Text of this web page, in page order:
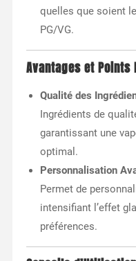
quelles que soient
PG/VG.
Avantages et Points
Qualité des
Ingrédients de
garantissant une
optimal.
Personnalisation
Permet de
intensifiant l’effet
préférences.